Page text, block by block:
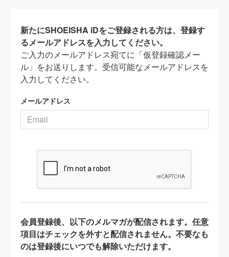
新たにSHOEISHA iDをご登録される方は、登録す
るメールアドレスを入力してください。
ご入力のメールアドレス宛てに「仮登録確認メー
ル」をお送りします。受信可能なメールアドレスを
入力してください。
メールアドレス
会員登録後、以下のメルマガが配信されます。任意
項目はチェックを外すと配信されません。不要なも
のは登録後にいつでも解除いただけます。